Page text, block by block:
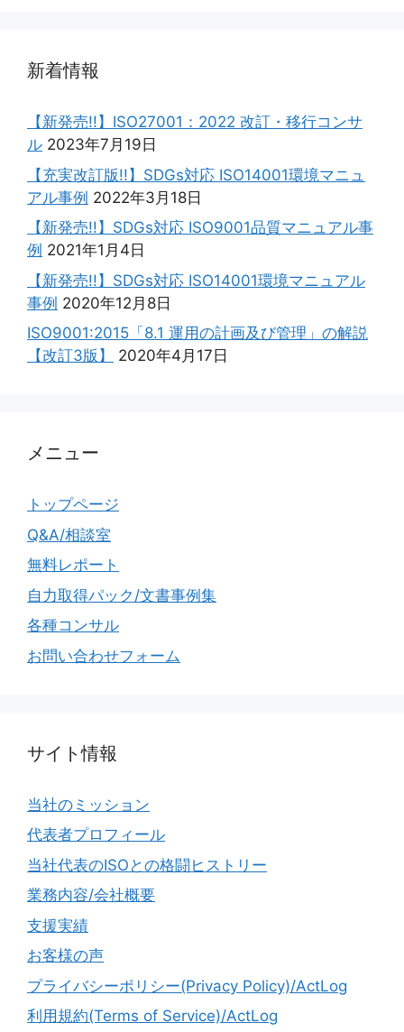
新着情報
【新発売!!】ISO27001：2022 改訂・移行コンサ
ル 2023年7月19日
【充実改訂版!!】SDGs対応 ISO14001環境マニュ
アル事例 2022年3月18日
【新発売!!】SDGs対応 ISO9001品質マニュアル事
例 2021年1月4日
【新発売!!】SDGs対応 ISO14001環境マニュアル
事例 2020年12月8日
ISO9001:2015「8.1 運用の計画及び管理」の解説
【改訂3版】
2020年4月17日
メニュー
トップページ
Q&A/相談室
無料レポート
自力取得パック/文書事例集
各種コンサル
お問い合わせフォーム
サイト情報
当社のミッション
代表者プロフィール
当社代表のISOとの格闘ヒストリー
業務内容/会社概要
支援実績
お客様の声
プライバシーポリシー(Privacy Policy)/ActLog
利用規約(Terms of Service)/ActLog